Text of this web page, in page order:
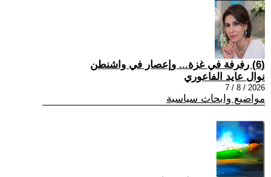
(6) رفرفة في غزة... وإعصار في واشنطن
نوال عايد الفاعوري
2026 / 8 / 7
مواضيع وابحاث سياسية